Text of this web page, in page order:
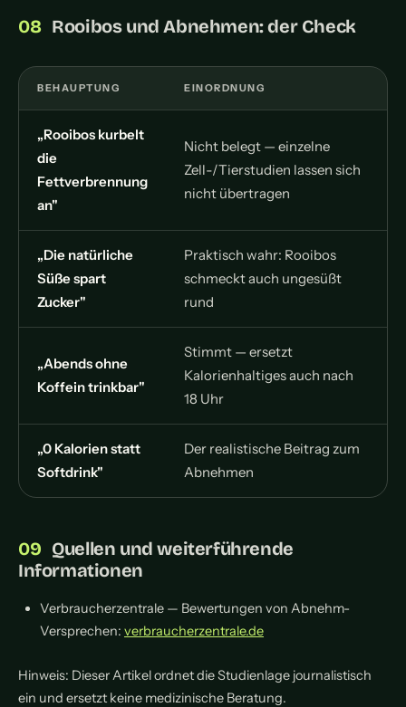
Rooibos und Abnehmen: der Check
BEHAUPTUNG EINORDNUNG
„Rooibos kurbelt
die
Fettverbrennung
an"
Nicht belegt — einzelne
Zell-/Tierstudien lassen sich
nicht übertragen
„Die natürliche
Süße spart
Zucker"
Praktisch wahr: Rooibos
schmeckt auch ungesüßt
rund
„Abends ohne
Koffein trinkbar"
Stimmt — ersetzt
Kalorienhaltiges auch nach
18 Uhr
„0 Kalorien statt
Softdrink"
Der realistische Beitrag zum
Abnehmen
Quellen und weiterführende
Informationen
Verbraucherzentrale — Bewertungen von Abnehm-
Versprechen: verbraucherzentrale.de
Hinweis: Dieser Artikel ordnet die Studienlage journalistisch
ein und ersetzt keine medizinische Beratung.